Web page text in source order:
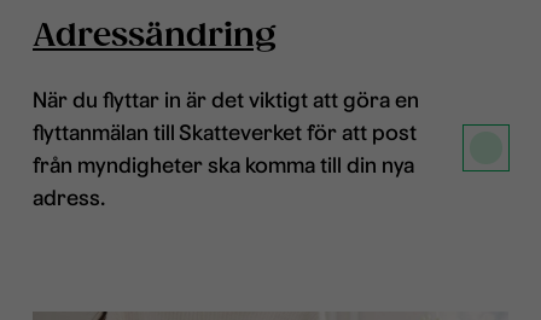
Adressändring
När du flyttar in är det viktigt att göra en
flyttanmälan till Skatteverket för att post
från myndigheter ska komma till din nya
adress.